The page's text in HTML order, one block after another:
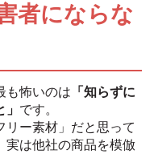
者にならな
も怖いのは 「知らずに
です。
リー素材」だと思って
実は他社の商品を模倣